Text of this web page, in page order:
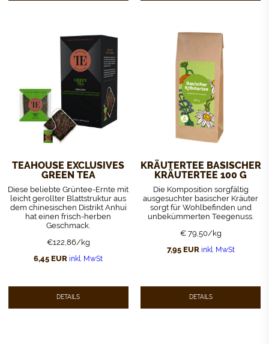
TEAHOUSE EXCLUSIVES
GREEN TEA
Diese beliebte Grüntee-Ernte mit
leicht gerollter Blattstruktur aus
dem chinesischen Distrikt Anhui
hat einen frisch-herben
Geschmack.
€122,86/kg
6,45EUR inkl. MwSt
DETAILS
KRÄUTERTEE BASISCHER
KRÄUTERTEE 100 G
Die Komposition sorgfältig
ausgesuchter basischer Kräuter
sorgt für Wohlbefinden und
unbekümmerten Teegenuss.
€ 79,50/kg
7,95 EUR inkl. MwSt
DETAILS